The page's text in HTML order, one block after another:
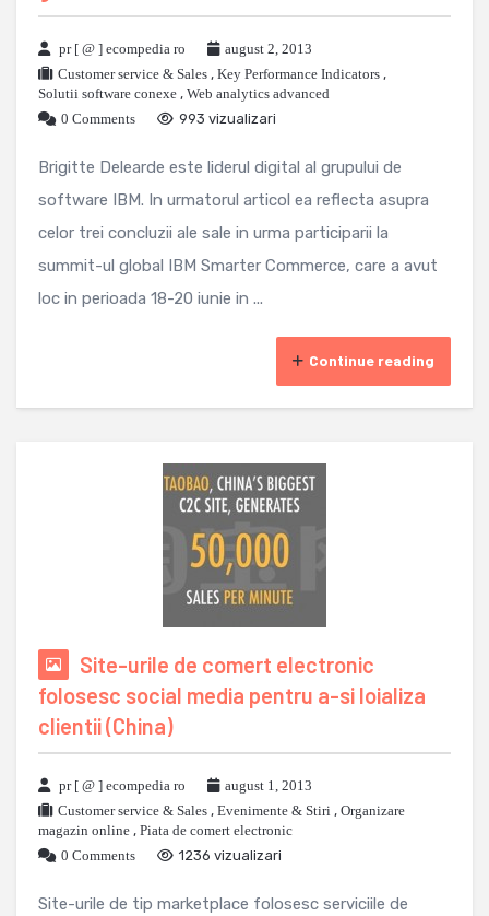
pr [ @ ] ecompedia ro
august 2, 2013
Customer service & Sales , Key Performance Indicators ,
Solutii software conexe , Web analytics advanced
0 Comments
993 vizualizari
Brigitte Delearde este liderul digital al grupului de
software IBM. In urmatorul articol ea reflecta asupra
celor trei concluzii ale sale in urma participarii la
summit-ul global IBM Smarter Commerce, care a avut
loc in perioada 18-20 iunie in ...
Continue reading
Site-urile de comert electronic
folosesc social media pentru a-si loializa
clientii (China)
pr [ @ ] ecompedia ro
august 1, 2013
Customer service & Sales , Evenimente & Stiri , Organizare
magazin online , Piata de comert electronic
0 Comments
1236 vizualizari
Site-urile de tip marketplace folosesc serviciile de